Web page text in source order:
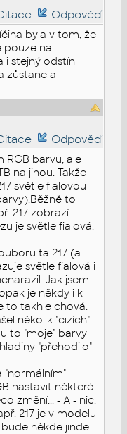
Odpověď
byla v tom, že
pouze na
i stejný odstín
zůstane a
Odpověď
RGB barvu, ale
na jinou. Takže
světle fialovou
to
217 zobrazí
je světle fialová.
ta 217 (a
světle fialová i
Jak jsem
je někdy i k
to takhle chová.
několik "cizích"
to "moje" barvy
"přehodilo"
"normálním"
nastavit některé
změní... - A - nic.
217 je v modelu
někde jinde ...